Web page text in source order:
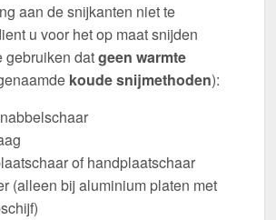
aan de snijkanten niet te
u voor het op maat snijden
gebruiken datgeen warmte
koude snijmethoden):
of handplaatschaar
(alleen bij aluminium platen met